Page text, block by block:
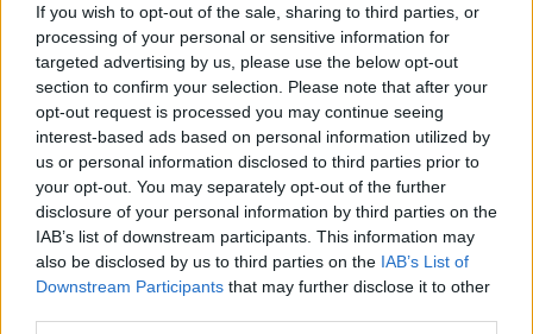
If you wish to opt-out of the sale, sharing to third parties, or
processing of your personal or sensitive information for
targeted advertising by us, please use the below opt-out
section to confirm your selection. Please note that after your
opt-out request is processed you may continue seeing
interest-based ads based on personal information utilized by
us or personal information disclosed to third parties prior to
your opt-out. You may separately opt-out of the further
disclosure of your personal information by third parties on the
IAB’s list of downstream participants. This information may
also be disclosed by us to third parties on the IAB’s List of
Downstream Participants that may further disclose it to other
Τουρισμός για Ολους 2026: Τα SOS για να κερδίσετε το
voucher διακοπών